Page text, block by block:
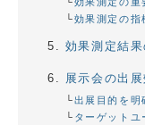
効果測定の指
効果測定結
展示会の出
出展目的を明
ターゲットユ